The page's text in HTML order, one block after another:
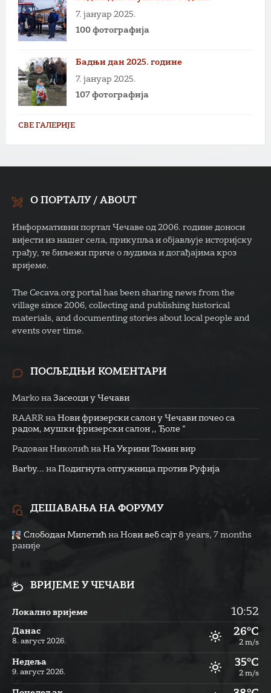
7. јануар 2025.
100 фотографија
Бадњи дан 2025. године
7. јануар 2025.
107 фотографија
СВЕ ГАЛЕРИЈЕ
О ПОРТАЛУ / ABOUT
Информативни портал Чечаве од 2006. године доноси
вијести из нашег села, прикупља и објављује историјску
грађу, те биљежи приче о људима и догађајима кроз
вријеме.
The Cecava.org portal has been sharing news from the
village since 2006, collecting and publishing historical
materials, and documenting stories about local people and
events over time.
ПОСЉЕДЊИ КОМЕНТАРИ
Marko на Засеоци у Чечави
RAARR на Нови фризерски салон у Чечави почео са
радом, мушки фризерски салон ,, Ђоле “
Радован Николић на На Укрини Томин вир
Barby... на Подигнута оптужница против Руфија
ДЕШАВАЊА НА ФОРУМУ
Слободан Милетић на Нови веб сајт 8 years, 7 months
раније
ВРИЈЕМЕ У ЧЕЧАВИ
Локално вријеме 10:52
Данас
8. август 2026.
26°C
2 m/s
Недеља
9. август 2026.
35°C
2 m/s